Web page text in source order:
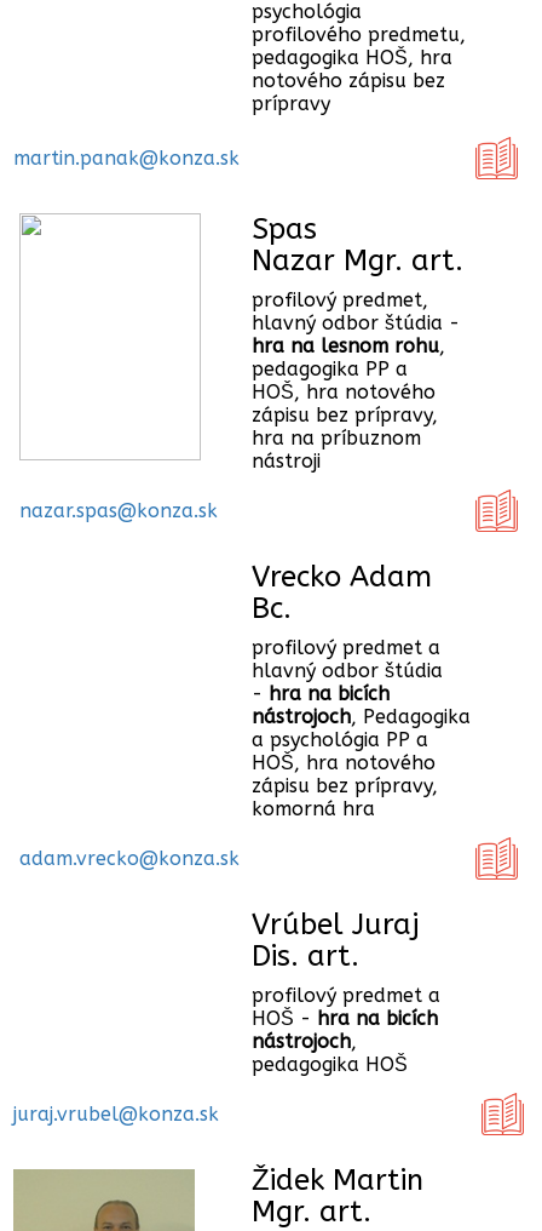
psychológia
profilového predmetu,
pedagogika HOŠ, hra
notového zápisu bez
prípravy
martin.panak@konza.sk
Spas
Nazar Mgr. art.
profilový predmet,
hlavný odbor štúdia -
hra na lesnom rohu,
pedagogika PP a
HOŠ, hra notového
zápisu bez prípravy,
hra na príbuznom
nástroji
nazar.spas@konza.sk
Vrecko Adam
Bc.
profilový predmet a
hlavný odbor štúdia
- hra na bicích
nástrojoch, Pedagogika
a psychológia PP a
HOŠ, hra notového
zápisu bez prípravy,
komorná hra
adam.vrecko@konza.sk
Vrúbel Juraj
Dis. art.
profilový predmet a
HOŠ - hra na bicích
nástrojoch,
pedagogika HOŠ
juraj.vrubel@konza.sk
Židek Martin
Mgr. art.